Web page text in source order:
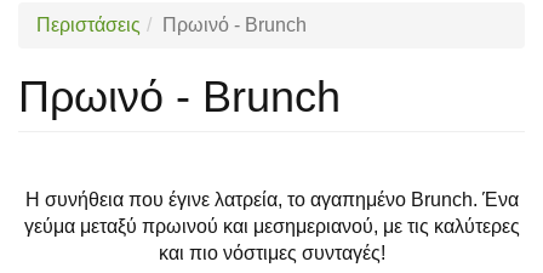
mainΠεριστάσεις Πρωινό - Brunch
Πρωινό - Brunch
Η συνήθεια που έγινε λατρεία, το αγαπημένο Brunch. Ένα
γεύμα μεταξύ πρωινού και μεσημεριανού, με τις καλύτερες
και πιο νόστιμες συνταγές!